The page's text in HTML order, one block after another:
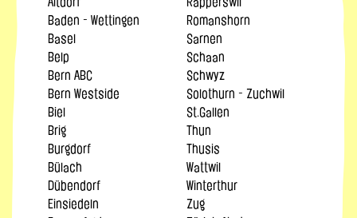
Baden - Wettingen
Basel
Belp
Bern ABC
Bern Westside
Biel
Brig
Burgdorf
Bülach
Dübendorf
Einsiedeln
Romanshorn
Sarnen
Schaan
Schwyz
Solothurn - Zuchwil
St.Gallen
Thun
Thusis
Wattwil
Winterthur
Zug